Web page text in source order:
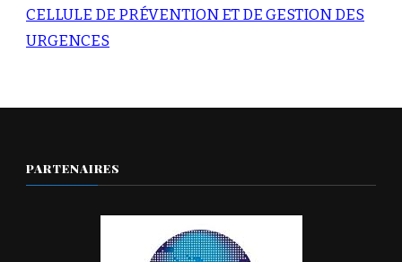
CELLULE DE PRÉVENTION ET DE GESTION DES
URGENCES
PARTENAIRES